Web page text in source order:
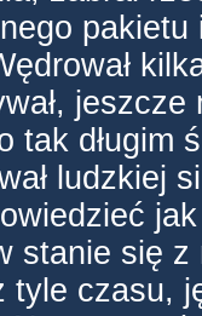
pakietu
jeszcze
tak długim
ludzkiej
stanie się z
tyle czasu,